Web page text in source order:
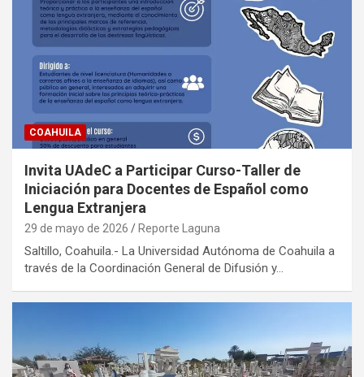
COAHUILA
Invita UAdeC a Participar Curso-Taller de
Iniciación para Docentes de Español como
Lengua Extranjera
29 de mayo de 2026 Reporte Laguna
Saltillo, Coahuila.- La Universidad Autónoma de Coahuila a
través de la Coordinación General de Difusión y…